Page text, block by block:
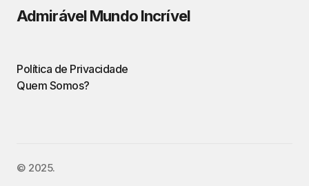
Admirável Mundo Incrível
Política de Privacidade
Quem Somos?
©️ 2025.